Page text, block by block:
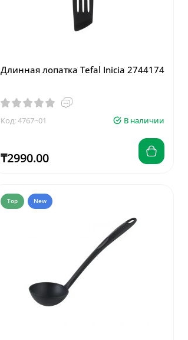
Длинная лопатка Tefal Inicia 2744174
Код: 4767~01 В наличии
₸2990.00
Top New